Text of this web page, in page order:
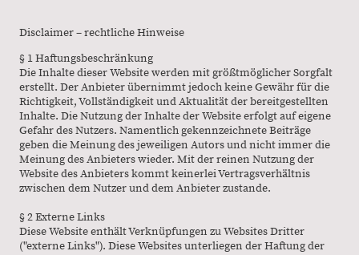
Disclaimer – rechtliche Hinweise
§ 1 Haftungsbeschränkung
Die Inhalte dieser Website werden mit größtmöglicher Sorgfalt
erstellt. Der Anbieter übernimmt jedoch keine Gewähr für die
Richtigkeit, Vollständigkeit und Aktualität der bereitgestellten
Inhalte. Die Nutzung der Inhalte der Website erfolgt auf eigene
Gefahr des Nutzers. Namentlich gekennzeichnete Beiträge
geben die Meinung des jeweiligen Autors und nicht immer die
Meinung des Anbieters wieder. Mit der reinen Nutzung der
Website des Anbieters kommt keinerlei Vertragsverhältnis
zwischen dem Nutzer und dem Anbieter zustande.
§ 2 Externe Links
Diese Website enthält Verknüpfungen zu Websites Dritter
("externe Links"). Diese Websites unterliegen der Haftung der